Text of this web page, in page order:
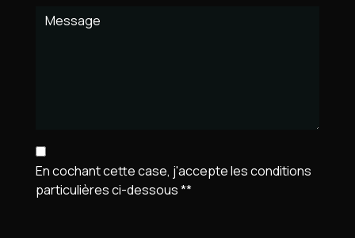
En cochant cette case, j'accepte les conditions
particulières ci-dessous **